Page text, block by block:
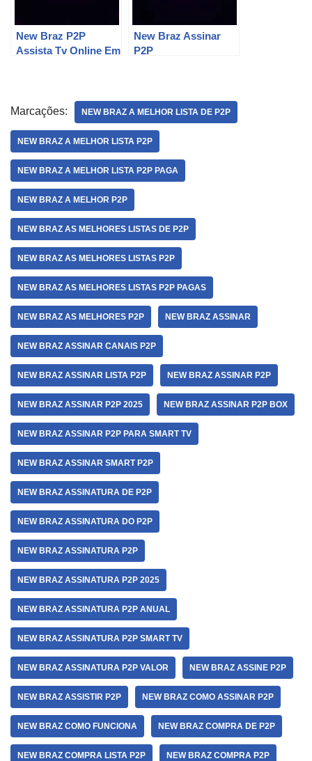
New Braz P2P
Assista Tv Online Em
New Braz Assinar
P2P
Marcações: NEW BRAZ A MELHOR LISTA DE P2P
NEW BRAZ A MELHOR LISTA P2P
NEW BRAZ A MELHOR LISTA P2P PAGA
NEW BRAZ A MELHOR P2P
NEW BRAZ AS MELHORES LISTAS DE P2P
NEW BRAZ AS MELHORES LISTAS P2P
NEW BRAZ AS MELHORES LISTAS P2P PAGAS
NEW BRAZ AS MELHORES P2P NEW BRAZ ASSINAR
NEW BRAZ ASSINAR CANAIS P2P
NEW BRAZ ASSINAR LISTA P2P NEW BRAZ ASSINAR P2P
NEW BRAZ ASSINAR P2P 2025 NEW BRAZ ASSINAR P2P BOX
NEW BRAZ ASSINAR P2P PARA SMART TV
NEW BRAZ ASSINAR SMART P2P
NEW BRAZ ASSINATURA DE P2P
NEW BRAZ ASSINATURA DO P2P
NEW BRAZ ASSINATURA P2P
NEW BRAZ ASSINATURA P2P 2025
NEW BRAZ ASSINATURA P2P ANUAL
NEW BRAZ ASSINATURA P2P SMART TV
NEW BRAZ ASSINATURA P2P VALOR NEW BRAZ ASSINE P2P
NEW BRAZ ASSISTIR P2P NEW BRAZ COMO ASSINAR P2P
NEW BRAZ COMO FUNCIONA NEW BRAZ COMPRA DE P2P
NEW BRAZ COMPRA LISTA P2P NEW BRAZ COMPRA P2P